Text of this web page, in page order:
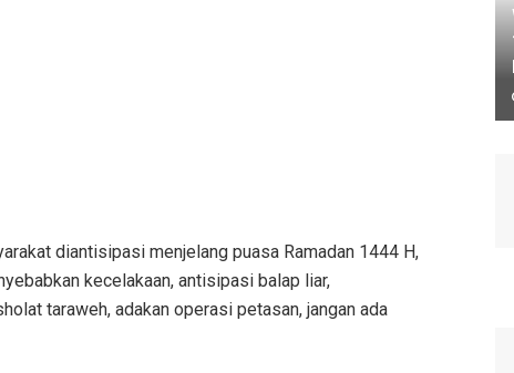
diantisipasi menjelang puasa Ramadan 1444 H,
kecelakaan, antisipasi balap liar,
taraweh, adakan operasi petasan, jangan ada